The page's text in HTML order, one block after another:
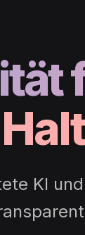
KI und